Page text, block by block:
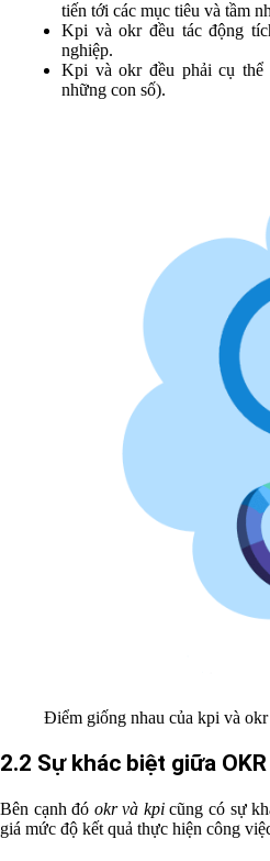
tiến tới các mục tiêu và tầm
Kpi và okr đều tác động
nghiệp.
Kpi và okr đều phải cụ
những con số).
Điểm giống nhau của kpi và okr
2.2 Sự khác biệt giữa OKR
Bên cạnh đó okr và kpicũng có sự
giá mức độ kết quả thực hiện công